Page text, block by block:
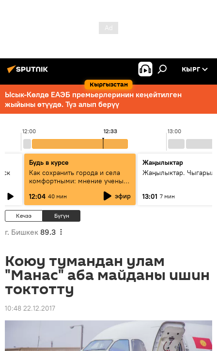
Кыргызстан
КЫРГ
Ысык-Көлдө ЕАЭБ премьерлеринин кеңейтилген
жыйыны өтүүдө. Түз алып берүү
12:00 13:00
12:33
Будь в курсе
Как сохранить города и села
комфортными: мнение ученых
12:04 40 мин эфир
Жаңылыктар
Жаңылыктар.
13:01 7 мин
Кечээ Бүгүн
г. Бишкек 89.3
Коюу тумандан улам
"Манас" аба майданы ишин
токтотту
10:48 22.12.2017